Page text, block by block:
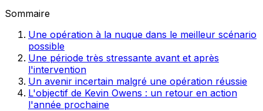
Sommaire
Une opération à la nuque dans le meilleur scénario
possible
Une période très stressante avant et après
l'intervention
Un avenir incertain malgré une opération réussie
L'objectif de Kevin Owens : un retour en action
l'année prochaine